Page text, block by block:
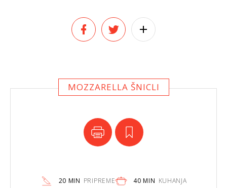
MOZZARELLA ŠNICLI
20 MIN PRIPREME 40 MIN KUHANJA